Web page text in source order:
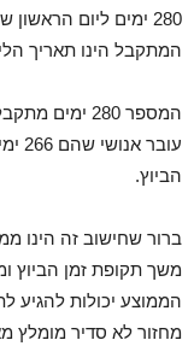
280 ימים ליום
המתקבל הינו תאריך
המספר 280
הביוץ.
ברור שחישוב זה הינו
משך תקופת זמן הביוץ
הממוצע יכולות להגיע
מחזור לא סדיר מומלץ